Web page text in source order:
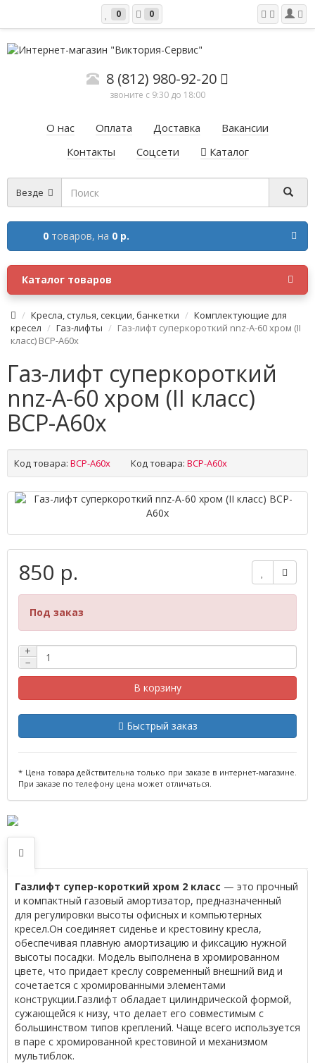
0 0
8 (812) 980-92-20
звоните с 9:30 до 18:00
О нас Оплата Доставка
Вакансии
Контакты
Соцсети Каталог
Везде
0 товаров, на 0 р.
Каталог товаров
Кресла, стулья, секции, банкетки
Комплектующие для
кресел
Газ-лифты
Газ-лифт суперкороткий nnz-A-60 хром (II
класс) ВСР-А60х
Газ-лифт суперкороткий
nnz-A-60 хром (II класс)
ВСР-А60х
Код товара: ВСР-А60х Код товара: ВСР-А60х
850 р.
Под заказ
+
−
В корзину
Быстрый заказ
* Цена товара действительна только при заказе в интернет-магазине.
При заказе по телефону цена может отличаться.
Газлифт супер-короткий хром 2 класс — это прочный
и компактный газовый амортизатор, предназначенный
для регулировки высоты офисных и компьютерных
кресел.Он соединяет сиденье и крестовину кресла,
обеспечивая плавную амортизацию и фиксацию нужной
высоты посадки. Модель выполнена в хромированном
цвете, что придает креслу современный внешний вид и
сочетается с хромированными элементами
конструкции.Газлифт обладает цилиндрической формой,
сужающейся к низу, что делает его совместимым с
большинством типов креплений. Чаще всего используется
в паре с хромированной крестовиной и механизмом
мультиблок.